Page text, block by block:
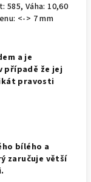
585, Váha: 10,60
<-> 7 mm
a je
případě že jej
pravosti
bílého a
zaručuje větší